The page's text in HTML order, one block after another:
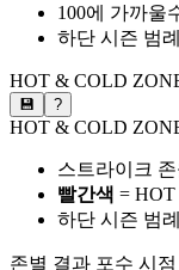
100에 가까울
하단 시즌 범
HOT & COLD
💾 ?
HOT & COLD
스트라이크
빨간색 = HOT
하단 시즌 범
존별 결과 포수 시점